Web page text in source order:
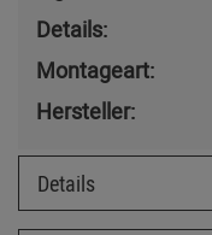
Details:
Montageart:
Hersteller:
Details